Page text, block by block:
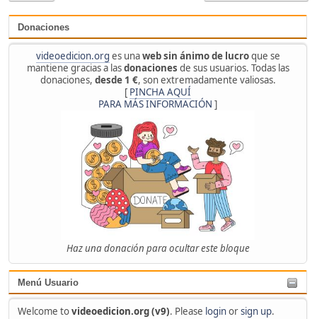
Donaciones
videoedicion.org es unaweb sin ánimo de lucroque se
mantiene gracias a lasdonaciones de sus usuarios. Todas las
donaciones, desde 1 €, son extremadamente valiosas.
[ PINCHA AQUÍ
PARA MÁS INFORMACIÓN ]
Haz una donación para ocultar este bloque
Menú Usuario
Welcome tovideoedicion.org (v9). Please loginorsign up.